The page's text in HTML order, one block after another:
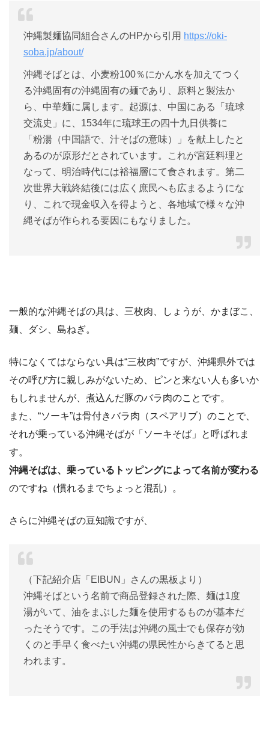
沖縄製麺協同組合さんのHPから引用 https://oki-
soba.jp/about/
沖縄そばとは、小麦粉100％にかん水を加えてつく
る沖縄固有の沖縄固有の麺であり、原料と製法か
ら、中華麺に属します。起源は、中国にある「琉球
交流史」に、1534年に琉球王の四十九日供養に
「粉湯（中国語で、汁そばの意味）」を献上したと
あるのが原形だとされています。これが宮廷料理と
なって、明治時代には裕福層にて食されます。第二
次世界大戦終結後には広く庶民へも広まるようにな
り、これで現金収入を得ようと、各地域で様々な沖
縄そばが作られる要因にもなりました。
一般的な沖縄そばの具は、三枚肉、しょうが、かまぼこ、
麺、ダシ、島ねぎ。
特になくてはならない具は“三枚肉”ですが、沖縄県外では
その呼び方に親しみがないため、ピンと来ない人も多いか
もしれませんが、煮込んだ豚のバラ肉のことです。
また、“ソーキ”は骨付きバラ肉（スペアリブ）のことで、
それが乗っている沖縄そばが「ソーキそば」と呼ばれま
す。
沖縄そばは、乗っているトッピングによって名前が変わる
のですね（慣れるまでちょっと混乱）。
さらに沖縄そばの豆知識ですが、
（下記紹介店「EIBUN」さんの黒板より）
沖縄そばという名前で商品登録された際、麺は1度
湯がいて、油をまぶした麺を使用するものが基本だ
ったそうです。この手法は沖縄の風士でも保存が効
くのと手早く食べたい沖縄の県民性からきてると思
われます。